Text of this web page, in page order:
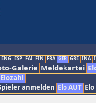
ENG ESP FAI FIN FRA GER GRE INA
Galerie Meldekartei
anmelden Elo AUT